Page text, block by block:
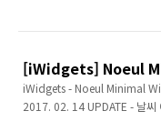
존에는 드래그 방식을 사용)
수정..
System.7z 파일 다운로드 및
기기의 내부 경로 - Raw(원시)
var > mobile > Library >
[iWidgets] Noeul
iWidgets - Noeul Minimal
2017. 02. 14 UPDATE - 날씨